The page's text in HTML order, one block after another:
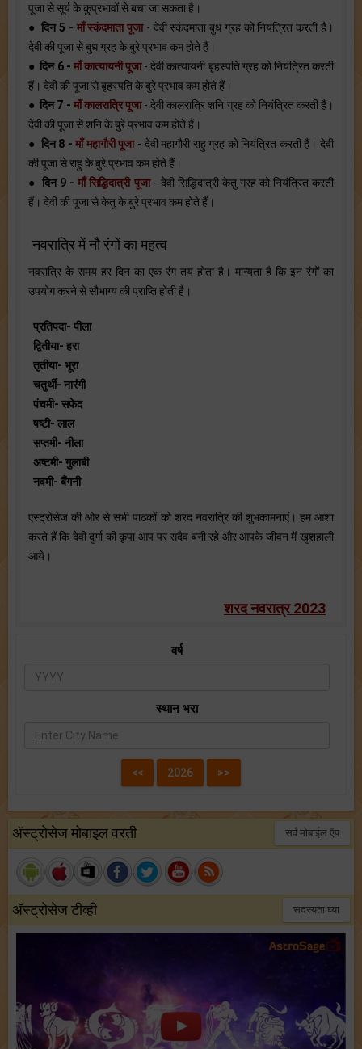
पूजा से सूर्य के कुप्रभावों से बचा जा सकता है।
●दिन 5 - माँ स्कंदमाता पूजा- देवी स्कंदमाता बुध ग्रह को नियंत्रित करती हैं।
देवी की पूजा से बुध ग्रह के बुरे प्रभाव कम होते हैं।
●दिन 6 - माँ कात्यायनी पूजा- देवी कात्यायनी बृहस्पति ग्रह को नियंत्रित करती
हैं। देवी की पूजा से बृहस्पति के बुरे प्रभाव कम होते हैं।
●दिन 7 - माँ कालरात्रि पूजा- देवी कालरात्रि शनि ग्रह को नियंत्रित करती हैं।
देवी की पूजा से शनि के बुरे प्रभाव कम होते हैं।
● दिन 8 -माँ महागौरी पूजा- देवी महागौरी राहु ग्रह को नियंत्रित करती हैं। देवी
की पूजा से राहु के बुरे प्रभाव कम होते हैं।
●दिन 9 -माँ सिद्धिदात्री पूजा- देवी सिद्धिदात्री केतु ग्रह को नियंत्रित करती
हैं। देवी की पूजा से केतु के बुरे प्रभाव कम होते हैं।
नवरात्रि में नौ रंगों का महत्व
नवरात्रि के समय हर दिन का एक रंग तय होता है। मान्यता है कि इन रंगों का
उपयोग करने से सौभाग्य की प्राप्ति होती है।
प्रतिपदा- पीला
द्वितीया- हरा
तृतीया- भूरा
चतुर्थी- नारंगी
पंचमी- सफेद
षष्टी- लाल
सप्तमी- नीला
अष्टमी- गुलाबी
नवमी- बैंगनी
एस्ट्रोसेज की ओर से सभी पाठकों को शरद नवरात्रि की शुभकामनाएं। हम आशा
करते हैं कि देवी दुर्गा की कृपा आप पर सदैव बनी रहे और आपके जीवन में खुशहाली
आये।
शरद नवरात्र 2023
वर्ष
स्थान भरा
अ‍ॅस्ट्रोसेज मोबाइल वरती सर्व मोबाईल ऍप
अ‍ॅस्ट्रोसेज टीव्ही सदस्यता घ्या